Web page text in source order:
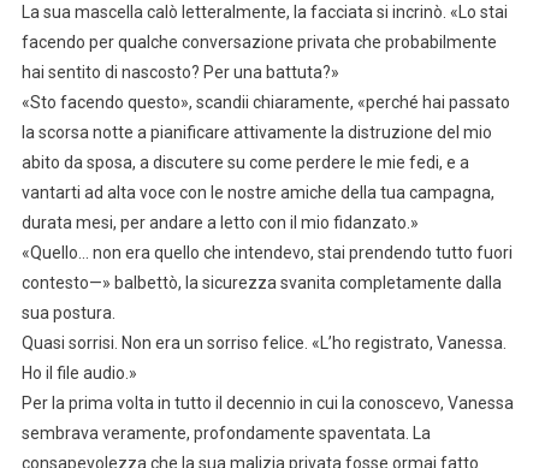
La sua mascella calò letteralmente, la facciata si incrinò. «Lo stai
facendo per qualche conversazione privata che probabilmente
hai sentito di nascosto? Per una battuta?»
«Sto facendo questo», scandii chiaramente, «perché hai passato
la scorsa notte a pianificare attivamente la distruzione del mio
abito da sposa, a discutere su come perdere le mie fedi, e a
vantarti ad alta voce con le nostre amiche della tua campagna,
durata mesi, per andare a letto con il mio fidanzato.»
«Quello… non era quello che intendevo, stai prendendo tutto fuori
contesto—» balbettò, la sicurezza svanita completamente dalla
sua postura.
Quasi sorrisi. Non era un sorriso felice. «L’ho registrato, Vanessa.
Ho il file audio.»
Per la prima volta in tutto il decennio in cui la conoscevo, Vanessa
sembrava veramente, profondamente spaventata. La
consapevolezza che la sua malizia privata fosse ormai fatto